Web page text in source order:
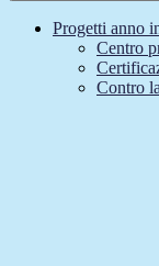
Progetti anno
Centro
Contro